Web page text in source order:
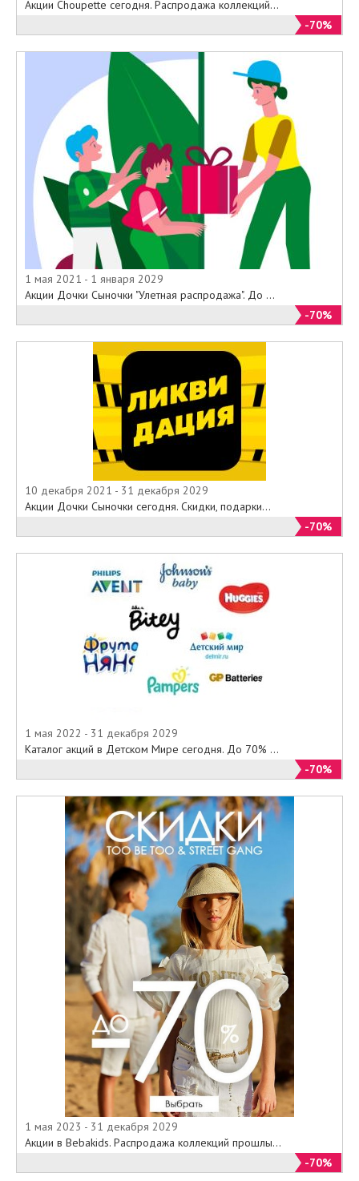
Акции Choupette сегодня. Распродажа коллекций...
-70%
1 мая 2021 - 1 января 2029
Акции Дочки Сыночки "Улетная распродажа". До ...
-70%
10 декабря 2021 - 31 декабря 2029
Акции Дочки Сыночки сегодня. Скидки, подарки...
-70%
1 мая 2022 - 31 декабря 2029
Каталог акций в Детском Мире сегодня. До 70% ...
-70%
1 мая 2023 - 31 декабря 2029
Акции в Bebakids. Распродажа коллекций прошлы...
-70%